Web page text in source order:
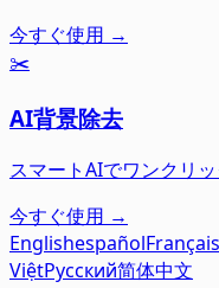
今すぐ使用 →
✂️
AI背景除去
スマートAIでワンクリ
今すぐ使用 →
EnglishespañolFrançais
ViệtРусский简体中文